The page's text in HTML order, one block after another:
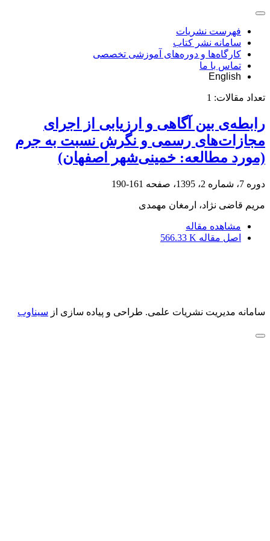
فهرست نشریات
سامانه نشر کتاب
کارگاه‌ها و دوره‌های آموزشی تخصصی
تماس با ما
English
تعداد مقالات: 1
رابطه‌ی بین آگاهی و ارزیابی از اجرای
مجازات‌های رسمی و نگرش نسبت به جرم
(مورد مطالعه: خمینی‌شهر اصفهان)
دوره 7، شماره 2، 1395، صفحه 161-190
مریم قاضی نژاد، ارمغان مهمدی
مشاهده مقاله
اصل مقاله 566.33 K
سامانه مدیریت نشریات علمی. طراحی و پیاده سازی از سیناوب